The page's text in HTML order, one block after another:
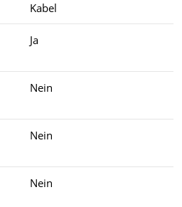
Kabel
Ja
Nein
Nein
Nein